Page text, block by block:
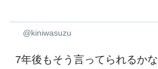
@kiniwasuzu
7年後もそう言ってられるかな